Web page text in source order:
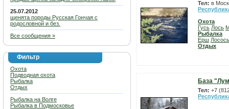
25.07.2012
щенята породы Русская Гончая с
родословной и без.
Все сообщения »
Фильтр
Охота
Подводная охота
Рыбалка
Отдых
Рыбалка на Волге
Рыбалка в Подмосковье
Тел: в
Охота
Гусь Лось
Рыбалка
Ерш Лосось
Отдых
База
Тел: +7